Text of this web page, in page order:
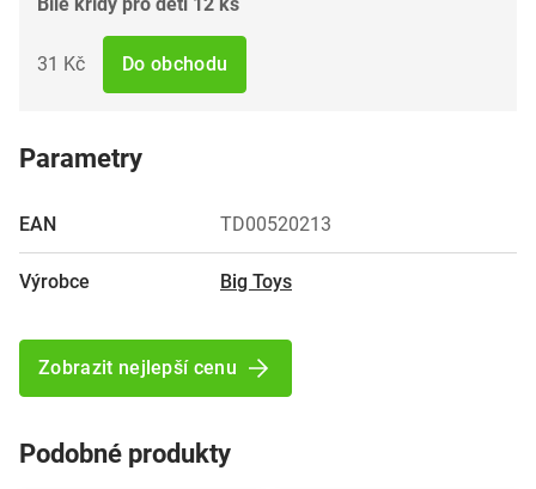
31 Kč Do obchodu
Parametry
EAN TD00520213
Výrobce Big Toys
Zobrazit nejlepší cenu
Podobné produkty